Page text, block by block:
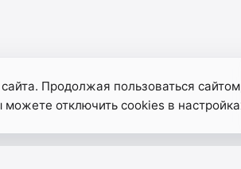
Продолжая пользоваться
можете отключить cookies в